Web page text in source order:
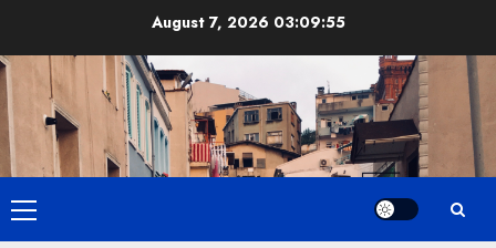
content
August 7, 2026 03:09:56
Primary
Menu